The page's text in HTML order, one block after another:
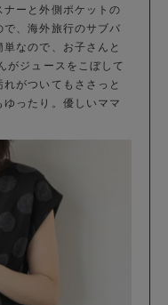
ーと外側ポケットの
、海外旅行のサブバ
なので、お子さんと
がジュースをこぼして
がついてもささっと
ったり。優しいママ